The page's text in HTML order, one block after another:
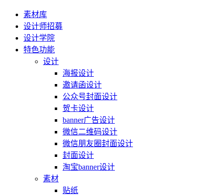
素材库
设计师招募
设计学院
特色功能
设计
海报设计
邀请函设计
公众号封面设计
贺卡设计
banner广告设计
微信二维码设计
微信朋友圈封面设计
封面设计
淘宝banner设计
素材
贴纸